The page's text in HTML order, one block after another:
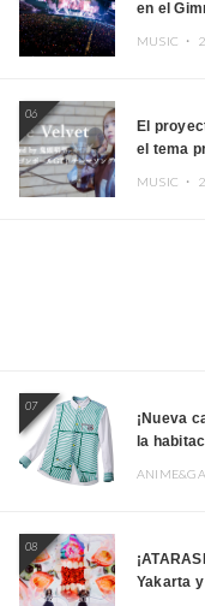
en el
MUSIC ・
06
El
el tema
MUSIC ・
07
¡Nueva
la
08
Yakarta